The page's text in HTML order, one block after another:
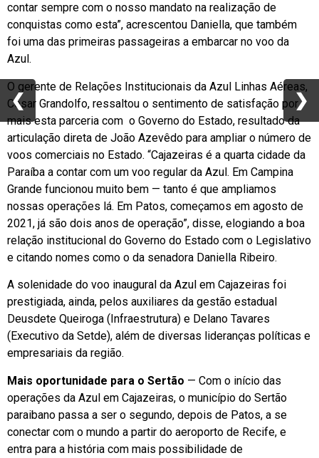
contar sempre com o nosso mandato na realização de
conquistas como esta”, acrescentou Daniella, que também
foi uma das primeiras passageiras a embarcar no voo da
Azul.
O gerente de Relações Institucionais da Azul Linhas Aéreas,
César Grandolfo, ressaltou o sentimento de satisfação por
mais esta parceria com o Governo do Estado, resultado da
articulação direta de João Azevêdo para ampliar o número de
voos comerciais no Estado. “Cajazeiras é a quarta cidade da
Paraíba a contar com um voo regular da Azul. Em Campina
Grande funcionou muito bem — tanto é que ampliamos
nossas operações lá. Em Patos, começamos em agosto de
2021, já são dois anos de operação”, disse, elogiando a boa
relação institucional do Governo do Estado com o Legislativo
e citando nomes como o da senadora Daniella Ribeiro.
A solenidade do voo inaugural da Azul em Cajazeiras foi
prestigiada, ainda, pelos auxiliares da gestão estadual
Deusdete Queiroga (Infraestrutura) e Delano Tavares
(Executivo da Setde), além de diversas lideranças políticas e
empresariais da região.
Mais oportunidade para o Sertão — Com o início das
operações da Azul em Cajazeiras, o município do Sertão
paraibano passa a ser o segundo, depois de Patos, a se
conectar com o mundo a partir do aeroporto de Recife, e
entra para a história com mais possibilidade de
❮ ❯
❮ ❯